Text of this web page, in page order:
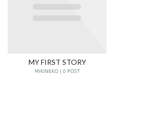
MY FIRST STORY
MIKINEKO | 0 POST